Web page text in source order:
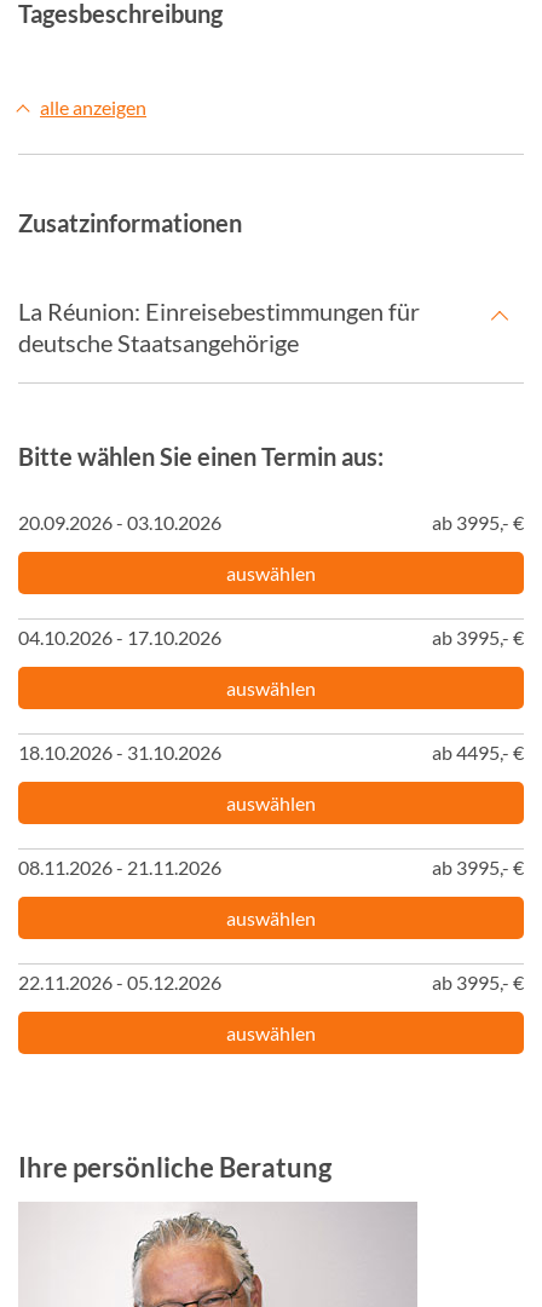
Tagesbeschreibung
alle anzeigen
Zusatzinformationen
La Réunion: Einreisebestimmungen für
deutsche Staatsangehörige
Bitte wählen Sie einen Termin aus:
20.09.2026 - 03.10.2026 ab 3995,- €
auswählen
04.10.2026 - 17.10.2026 ab 3995,- €
auswählen
18.10.2026 - 31.10.2026 ab 4495,- €
auswählen
08.11.2026 - 21.11.2026 ab 3995,- €
auswählen
22.11.2026 - 05.12.2026 ab 3995,- €
auswählen
Ihre persönliche Beratung